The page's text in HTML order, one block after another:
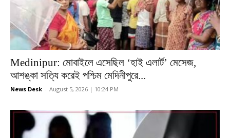
Medinipur: মোবাইলে এসেছিল ‘হাই এলার্ট’ মেসেজ,
আশঙ্কা সত্যি করেই পশ্চিম মেদিনীপুরে...
News Desk - August 5, 2026 | 10:24 PM